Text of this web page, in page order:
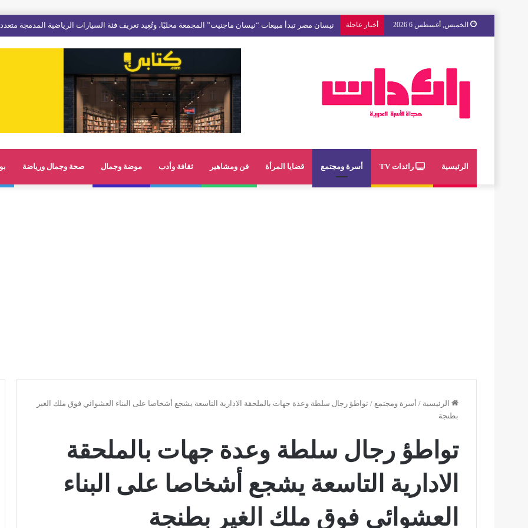
الخميس, أغسطس 6 2026 أخبار عاجلة مع « The Next Ad » ، إنوي يُسند حملته الإعلانية المقبلة إلى الشباب المغربي
الرئيسية رائدات TV أسرة ومجتمع قضايا المرأة فن ومشاهير ثقافة وأدب موضة وجمال صحة وجمال ورياضة
الرئيسية / أسرة ومجتمع / تواطؤ رجال سلطة وعدة جهات بالملحقة الادارية التاسعة يشجع أشخاصا على البناء العشوائي فوق ملك الغير
بطنجة
تواطؤ رجال سلطة وعدة جهات بالملحقة
الادارية التاسعة يشجع أشخاصا على البناء
العشوائي فوق ملك الغير بطنجة